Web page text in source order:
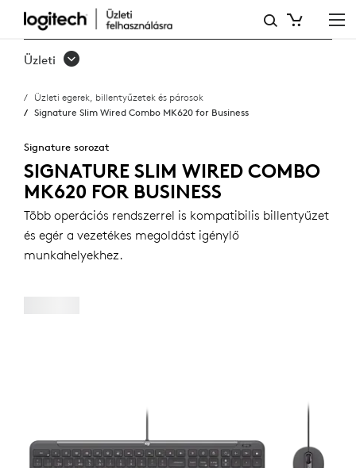
SIGNATURE
SLIM
WIRED
COMBO
MK620
FOR
BUSINESS
Üzleti
Üzleti egerek, billentyűzetek és párosok
Signature Slim Wired Combo MK620 for Business
Signature sorozat
SIGNATURE SLIM WIRED COMBO
MK620 FOR BUSINESS
Több operációs rendszerrel is kompatibilis billentyűzet
és egér a vezetékes megoldást igénylő
munkahelyekhez.